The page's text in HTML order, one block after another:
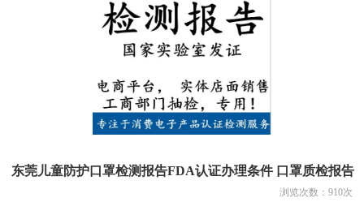
东莞儿童防护口罩检测报告FDA认证办理条件 口罩质检报告
浏览次数： 910次